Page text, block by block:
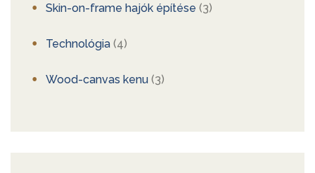
Skin-on-frame hajók építése (3)
Technológia (4)
Wood-canvas kenu (3)